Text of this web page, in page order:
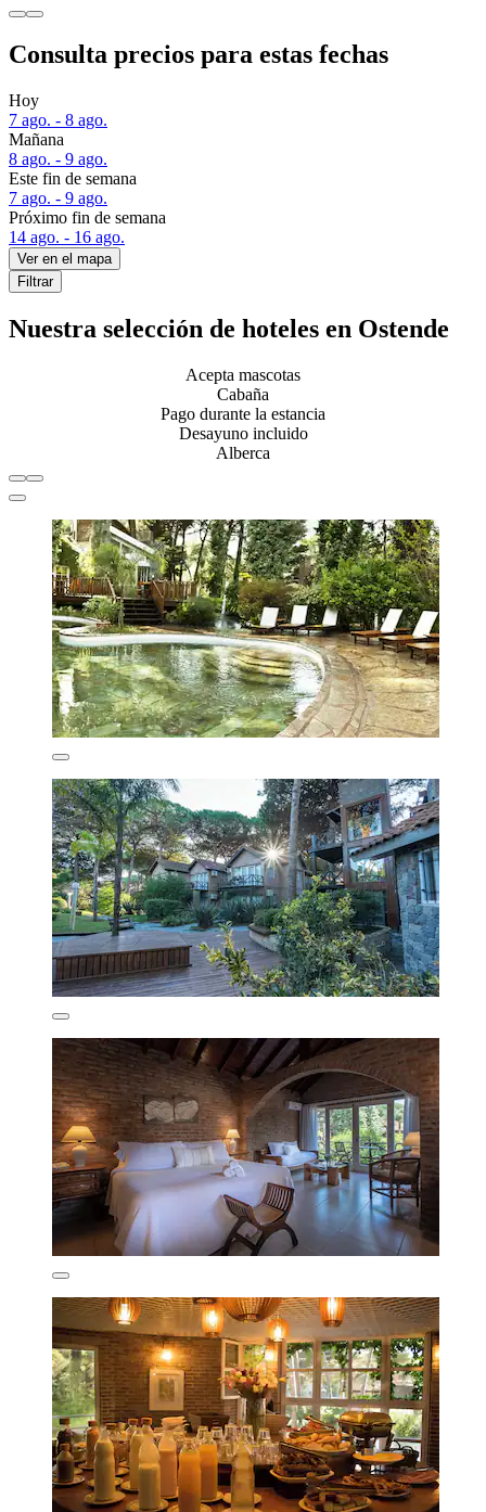
Consulta precios para estas fechas
Hoy
7 ago. - 8 ago.
Mañana
8 ago. - 9 ago.
Este fin de semana
7 ago. - 9 ago.
Próximo fin de semana
14 ago. - 16 ago.
Ver en el mapa
Filtrar
Nuestra selección de hoteles en Ostende
Acepta mascotas
Cabaña
Pago durante la estancia
Desayuno incluido
Alberca